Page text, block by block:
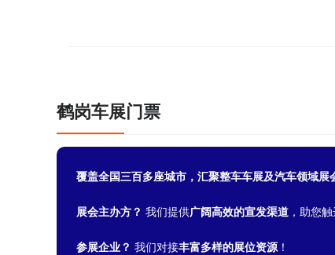
鹤岗车展门票
覆盖全国三百多座城市，汇聚整车车展及汽车领域展
展会主办方？ 我们提供广阔高效的宣发渠道 ，助您
参展企业？ 我们对接丰富多样的展位资源！